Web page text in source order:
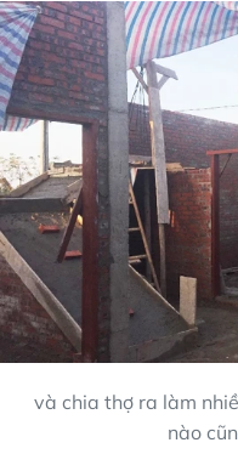
và chia thợ ra làm
nào